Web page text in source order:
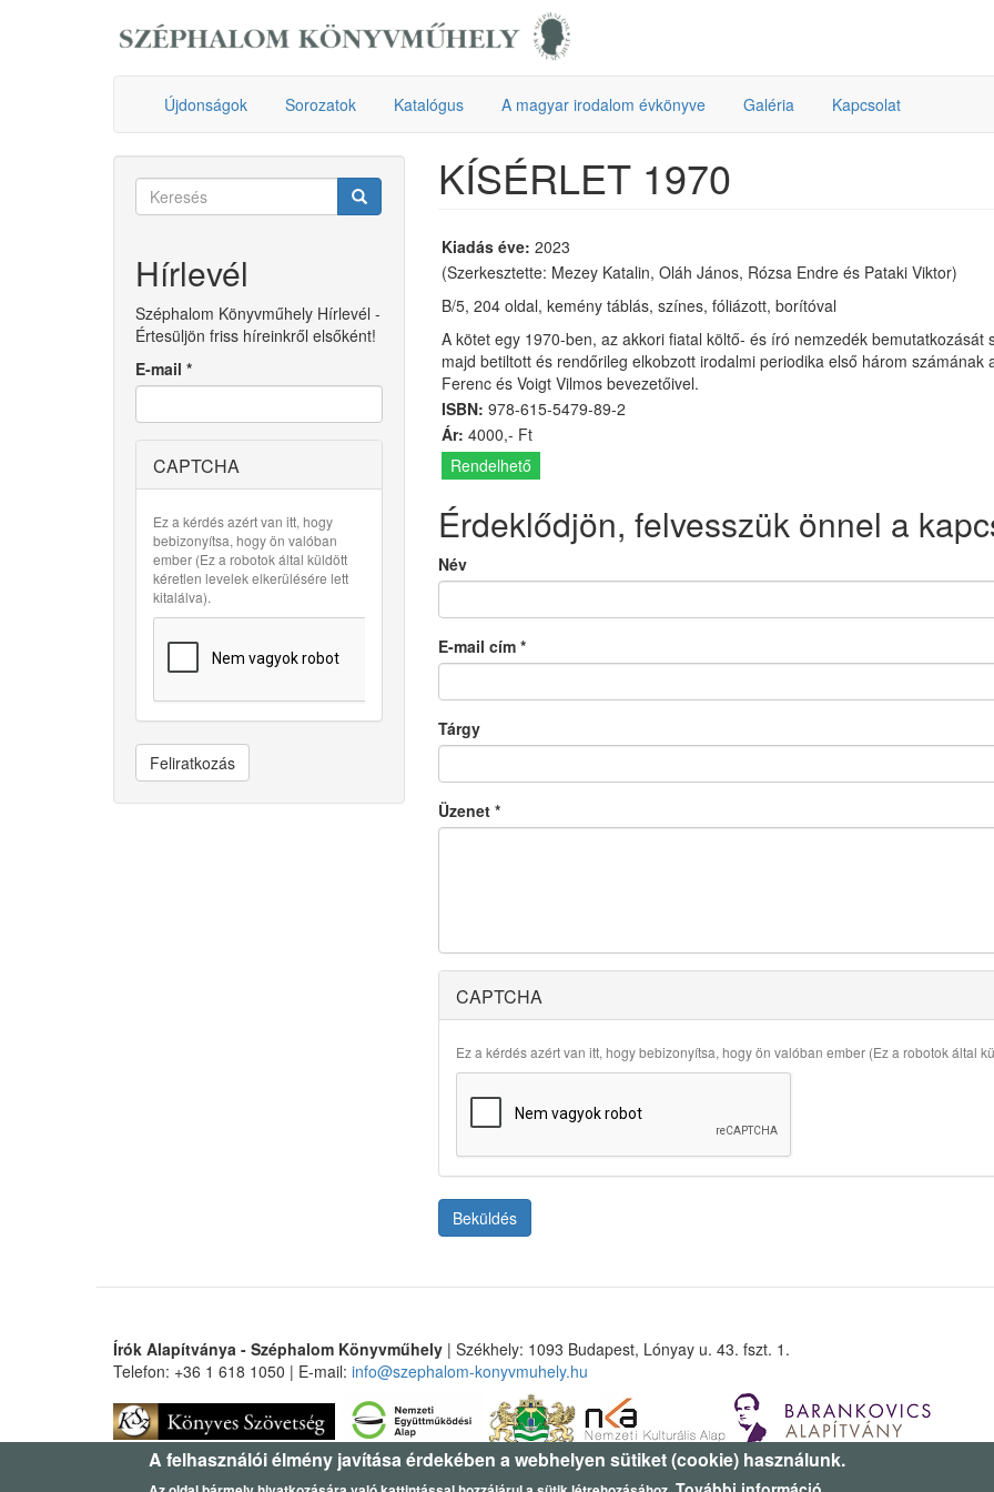
Újdonságok Sorozatok Katalógus A magyar irodalom évkönyve Galéria Kapcsolat
Keresés
Hírlevél
Széphalom Könyvműhely Hírlevél -
Értesüljön friss híreinkről elsőként!
E-mail *
CAPTCHA
Ez a kérdés azért van itt, hogy
bebizonyítsa, hogy ön valóban
ember (Ez a robotok által küldött
kéretlen levelek elkerülésére lett
kitalálva).
Feliratkozás
KÍSÉRLET 1970
Kiadás éve: 2023
(Szerkesztette: Mezey Katalin, Oláh János, Rózsa Endre és Pataki Viktor)
B/5, 204 oldal, kemény táblás, színes, fóliázott, borítóval
A kötet egy 1970-ben, az akkori fiatal költő- és író nemzedék bemutatkozását
majd betiltott és rendőrileg elkobzott irodalmi periodika első három számának
Ferenc és Voigt Vilmos bevezetőivel.
ISBN: 978-615-5479-89-2
Ár: 4000,- Ft
Rendelhető
Érdeklődjön, felvesszük önnel a
Név
E-mail cím *
Tárgy
Üzenet *
CAPTCHA
Ez a kérdés azért van itt, hogy bebizonyítsa, hogy ön valóban ember (Ez a robotok által
Beküldés
Írók Alapítványa - Széphalom Könyvműhely | Székhely: 1093 Budapest, Lónyay u. 43. fszt. 1.
Telefon: +36 1 618 1050 | E-mail: info@szephalom-konyvmuhely.hu
A felhasználói élmény javítása érdekében a webhelyen sütiket (cookie) használunk.